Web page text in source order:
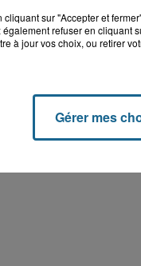
cliquant sur "Accepter et
refuser en cliquant
à jour vos choix, ou retirer
Gérer mes